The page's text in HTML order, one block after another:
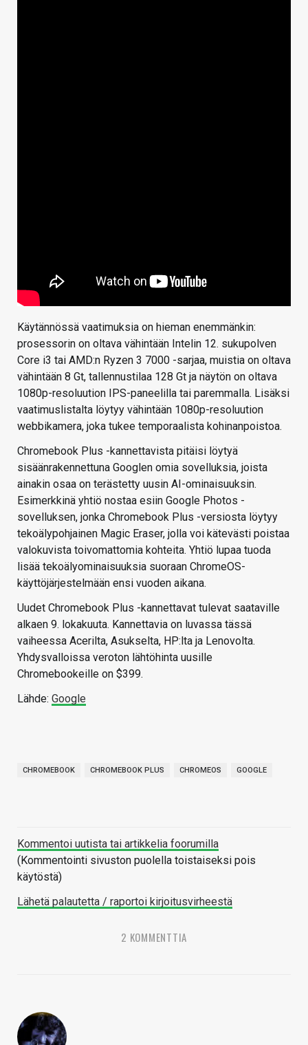
Käytännössä vaatimuksia on hieman enemmänkin:
prosessorin on oltava vähintään Intelin 12. sukupolven
Core i3 tai AMD:n Ryzen 3 7000 -sarjaa, muistia on oltava
vähintään 8 Gt, tallennustilaa 128 Gt ja näytön on oltava
1080p-resoluution IPS-paneelilla tai paremmalla. Lisäksi
vaatimuslistalta löytyy vähintään 1080p-resoluution
webbikamera, joka tukee temporaalista kohinanpoistoa.
Chromebook Plus -kannettavista pitäisi löytyä
sisäänrakennettuna Googlen omia sovelluksia, joista
ainakin osaa on terästetty uusin AI-ominaisuuksin.
Esimerkkinä yhtiö nostaa esiin Google Photos -
sovelluksen, jonka Chromebook Plus -versiosta löytyy
tekoälypohjainen Magic Eraser, jolla voi kätevästi poistaa
valokuvista toivomattomia kohteita. Yhtiö lupaa tuoda
lisää tekoälyominaisuuksia suoraan ChromeOS-
käyttöjärjestelmään ensi vuoden aikana.
Uudet Chromebook Plus -kannettavat tulevat saataville
alkaen 9. lokakuuta. Kannettavia on luvassa tässä
vaiheessa Acerilta, Asukselta, HP:lta ja Lenovolta.
Yhdysvalloissa veroton lähtöhinta uusille
Chromebookeille on $399.
Lähde: Google
CHROMEBOOK CHROMEBOOK PLUS CHROMEOS GOOGLE
Kommentoi uutista tai artikkelia foorumilla
(Kommentointi sivuston puolella toistaiseksi pois
käytöstä)
Lähetä palautetta / raportoi kirjoitusvirheestä
2 KOMMENTTIA